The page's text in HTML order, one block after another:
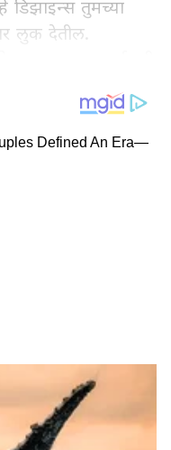
डिझाइन्स तुमच्या
लुक देतील.
लँडस्केप
स्टायलिश लुक